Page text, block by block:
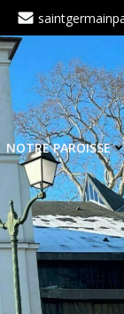
NOTRE PAROISSE